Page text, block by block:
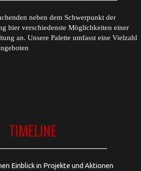
neben dem Schwerpunkt der
hier verschiedenste Möglichkeiten einer
an. Unsere Palette umfasst eine Vielzahl
TIMELINE
Einblick in Projekte und Aktionen